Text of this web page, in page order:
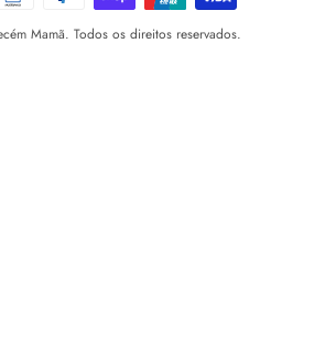
Mamã. Todos os direitos reservados.